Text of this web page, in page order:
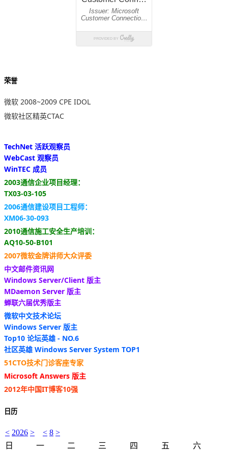
荣誉
微软 2008~2009 CPE IDOL
微软社区精英CTAC
TechNet 活跃观察员
WebCast 观察员
WinTEC 成员
2003通信企业项目经理：
TX03-03-105
2006通信建设项目工程师：
XM06-30-093
2010通信施工安全生产培训：
AQ10-50-B101
2007微软金牌讲师大众评委
中文邮件资讯网
Windows Server/Client 版主
MDaemon Server 版主
蝉联六届优秀版主
微软中文技术论坛
Windows Server 版主
Top10 论坛英雄 - NO.6
社区英雄 Windows Server System TOP1
51CTO技术门诊客座专家
Microsoft Answers 版主
2012年中国IT博客10强
日历
< 2026 > < 8 >
日
一 二 三 四 五
六